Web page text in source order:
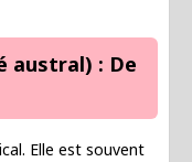
austral) : De
Elle est souvent